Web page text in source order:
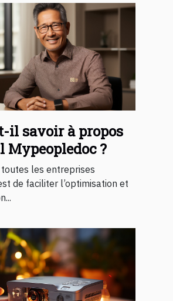
il savoir à propos
Mypeopledoc ?
toutes les entreprises
de faciliter l’optimisation et